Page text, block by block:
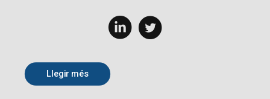
Llegir més